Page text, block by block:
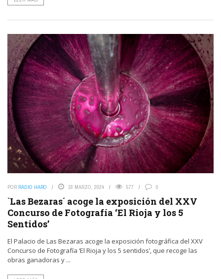
POR RADIO HARO 18 MARZO, 2024 577 0
`Las Bezaras´ acoge la exposición del XXV
Concurso de Fotografía ‘El Rioja y los 5
Sentidos’
El Palacio de Las Bezaras acoge la exposición fotográfica del XXV
Concurso de Fotografía ‘El Rioja y los 5 sentidos’, que recoge las
obras ganadoras y ...